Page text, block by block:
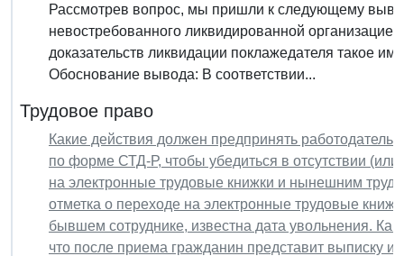
Рассмотрев вопрос, мы пришли к следующему
невостребованного ликвидированной
доказательств ликвидации поклажедателя такое
Обоснование вывода: В соответствии...
Трудовое право
Какие действия должен предпринять работодатель
по форме СТД-Р, чтобы убедиться в отсутствии
на электронные трудовые книжки и нынешним
отметка о переходе на электронные трудовые
бывшем сотруднике, известна дата увольнения.
что после приема гражданин представит выписку